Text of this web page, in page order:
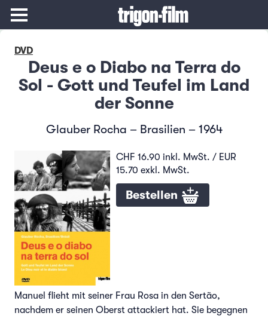
DVD
Deus e o Diabo na Terra do
Sol - Gott und Teufel im Land
der Sonne
Glauber Rocha – Brasilien – 1964
CHF 16.90 inkl. MwSt. / EUR
15.70 exkl. MwSt.
Bestellen
Manuel flieht mit seiner Frau Rosa in den Sertão,
nachdem er seinen Oberst attackiert hat. Sie begegnen